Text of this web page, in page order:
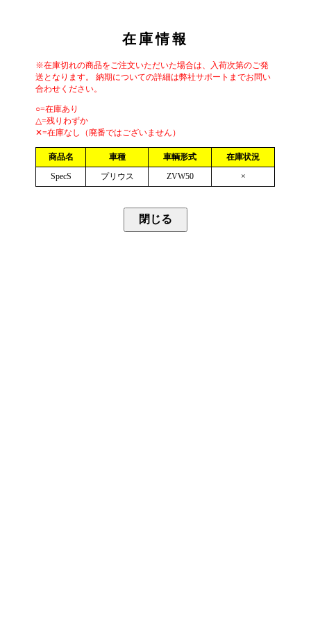
在庫情報
※在庫切れの商品をご注文いただいた場合は、入荷次第のご発
送となります。 納期についての詳細は弊社サポートまでお問い
合わせください。
○=在庫あり
△=残りわずか
✕=在庫なし（廃番ではございません）
商品名 車種 車輌形式
在庫状況
SpecS
プリウス ZVW50 ×